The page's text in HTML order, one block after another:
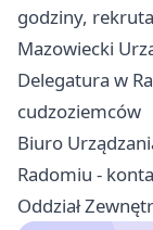
godziny,
Mazowiecki
Delegatura w
cudzoziemców
Biuro
Radomiu -
Oddział